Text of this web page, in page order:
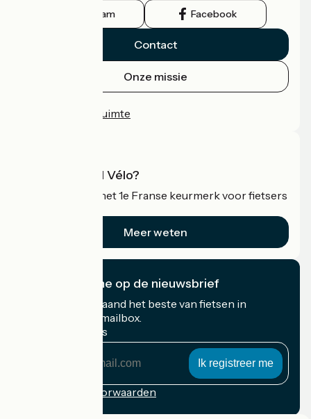
Instagram Facebook
Contact
Onze missie
Professionele ruimte
Wat is Accueil Vélo?
Accueil Vélo is het 1e Franse keurmerk voor fietsers
Meer weten
Ik abonneer me op de nieuwsbrief
Ontvang elke maand het beste van fietsen in
Frankrijk in uw mailbox.
Mijn e-mailadres
Inschrijvingsvoorwaarden